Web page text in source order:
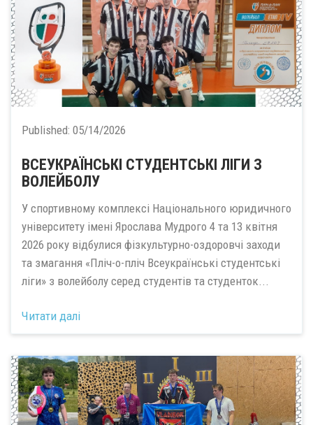
Published: 05/14/2026
ВСЕУКРАЇНСЬКІ СТУДЕНТСЬКІ ЛІГИ З
ВОЛЕЙБОЛУ
У спортивному комплексі Національного юридичного
університету імені Ярослава Мудрого 4 та 13 квітня
2026 року відбулися фізкультурно-оздоровчі заходи
та змагання «Пліч-о-пліч Всеукраїнські студентські
ліги» з волейболу серед студентів та студенток...
Читати далі